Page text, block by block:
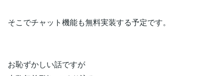
そこでチャット機能も無料実装する予定です。
お恥ずかしい話ですが